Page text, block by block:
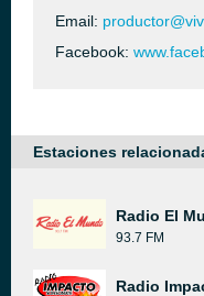
Email:
Facebook:
Estaciones
Radio El
93.7 FM
Radio